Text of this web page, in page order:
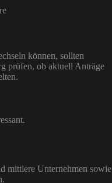
können, sollten
prüfen, ob aktuell Anträge
mittlere Unternehmen sowie